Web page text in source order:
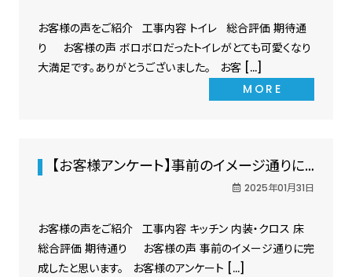
お客様の声をご紹介 工事内容 トイレ 総合評価 期待通
り お客様の声 ボロボロだったトイレがとても可愛くなり
大満足です。ありがとうございました。 お客 […]
MORE
【お客様アンケート】事前のイメージ通りに…
2025年01月31日
お客様の声をご紹介 工事内容 キッチン 内装・クロス 床
総合評価 期待通り お客様の声 事前のイメージ通りに完
成したと思います。 お客様のアンケート […]